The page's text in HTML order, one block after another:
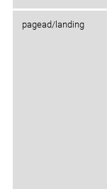
pagead/landing